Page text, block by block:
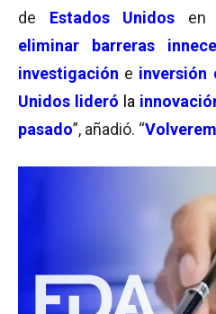
de Estados Unidos en
eliminar barreras
investigación e inversión
Unidos lideró la
pasado”, añadió. “